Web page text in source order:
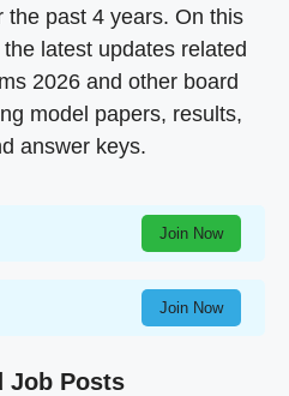
the past 4 years. On this
latest updates related
2026 and other board
model papers, results,
answer keys.
Join Now
Join Now
Job Posts